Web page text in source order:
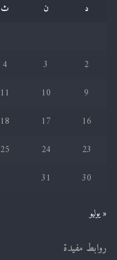
د
ن ث
2
3
4
9
10
11
16
17
18
23
24
25
30
31
« يوليو
روابط مفيدة